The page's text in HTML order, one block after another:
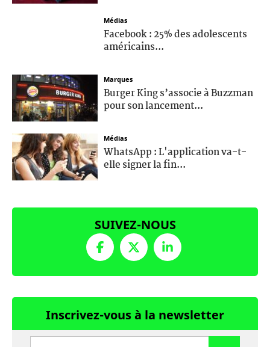
Médias
Facebook : 25% des adolescents
américains...
Marques
Burger King s’associe à Buzzman
pour son lancement...
Médias
WhatsApp : L'application va-t-
elle signer la fin...
SUIVEZ-NOUS
Inscrivez-vous à la newsletter